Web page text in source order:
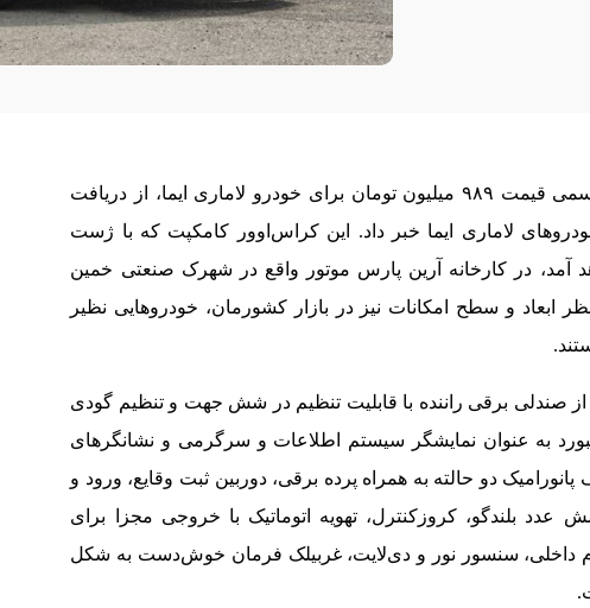
شرکت آرین پارس موتور ضمن اعلام رسمی قیمت ۹۸۹ میلیون تومان برای خودرو لاماری ایما، از دریافت
لاماری ایما خبر داد. این کراس‌اوور کامکپت که با ژست
آمد، در کارخانه آرین پارس موتور واقع در شهرک صنعتی خمین
ابعاد و سطح امکانات نیز در بازار کشورمان، خودروهایی نظیر
از صندلی برقی راننده با قابلیت تنظیم در شش جهت و تنظیم گودی
به عنوان نمایشگر سیستم اطلاعات و سرگرمی و نشانگرهای
دو حالته به همراه پرده برقی، دوربین ثبت وقایع، ورود و
بلندگو، کروزکنترل، تهویه اتوماتیک با خروجی مجزا برای
سنسور نور و دی‌لایت، غربیلک فرمان خوش‌دست به شکل